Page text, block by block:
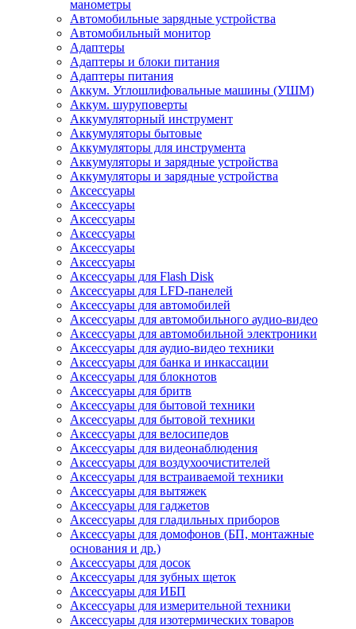
манометры
Автомобильные зарядные устройства
Автомобильный монитор
Адаптеры
Адаптеры и блоки питания
Адаптеры питания
Аккум. Углошлифовальные машины (УШМ)
Аккум. шуруповерты
Аккумуляторный инструмент
Аккумуляторы бытовые
Аккумуляторы для инструмента
Аккумуляторы и зарядные устройства
Аккумуляторы и зарядные устройства
Аксессуары
Аксессуары
Аксессуары
Аксессуары
Аксессуары
Аксессуары
Аксессуары для Flash Disk
Аксессуары для LFD-панелей
Аксессуары для автомобилей
Аксессуары для автомобильного аудио-видео
Аксессуары для автомобильной электроники
Аксессуары для аудио-видео техники
Аксессуары для банка и инкассации
Аксессуары для блокнотов
Аксессуары для бритв
Аксессуары для бытовой техники
Аксессуары для бытовой техники
Аксессуары для велосипедов
Аксессуары для видеонаблюдения
Аксессуары для воздухоочистителей
Аксессуары для встраиваемой техники
Аксессуары для вытяжек
Аксессуары для гаджетов
Аксессуары для гладильных приборов
Аксессуары для домофонов (БП, монтажные
основания и др.)
Аксессуары для досок
Аксессуары для зубных щеток
Аксессуары для ИБП
Аксессуары для измерительной техники
Аксессуары для изотермических товаров